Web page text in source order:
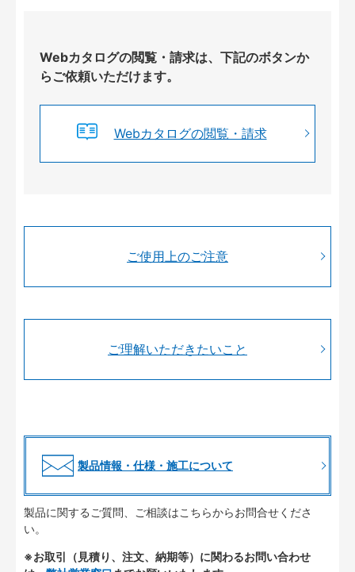
Webカタログの閲覧・請求は、下記のボタンか
らご依頼いただけます。
Webカタログの閲覧・請求
ご使用上のご注意
ご理解いただきたいこと
製品情報・仕様・施工について
製品に関するご質問、ご相談はこちらからお問合せくださ
い。
※お取引（見積り、注文、納期等）に関わるお問い合わせ